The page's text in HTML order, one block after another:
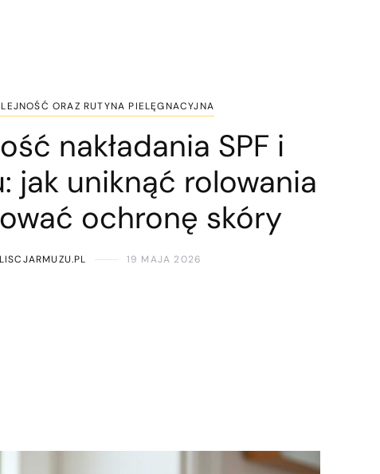
ORAZ RUTYNA PIELĘGNACYJNA
nakładania SPF i
jak uniknąć rolowania
ochronę skóry
LISCJARMUZU.PL 19 MAJA 2026